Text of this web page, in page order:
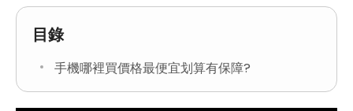
目錄
手機哪裡買價格最便宜划算有保障?